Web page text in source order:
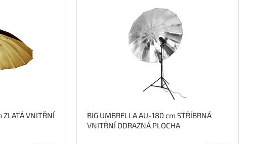
ZLATÁ VNITŘNÍ
BIG UMBRELLA AU-180 cm STŘÍBRNÁ
VNITŘNÍ ODRAZNÁ PLOCHA